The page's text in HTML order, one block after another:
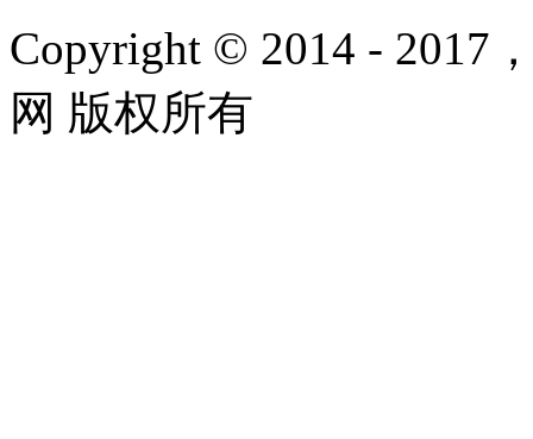
Copyright © 2014 - 2017
网 版权所有